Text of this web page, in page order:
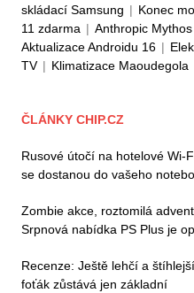
skládací Samsung | Konec
11 zdarma | Anthropic Mythos
Aktualizace Androidu 16 |
TV | Klimatizace Maoudegola
ČLÁNKY CHIP.CZ
Rusové útočí na hotelové Wi-
se dostanou do vašeho
Zombie akce, roztomilá
Srpnová nabídka PS Plus je
Recenze: Ještě lehčí a
foťák zůstává jen základní